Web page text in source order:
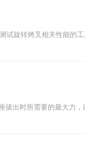
旋转烤叉相关性能的
出时所需要的最大力